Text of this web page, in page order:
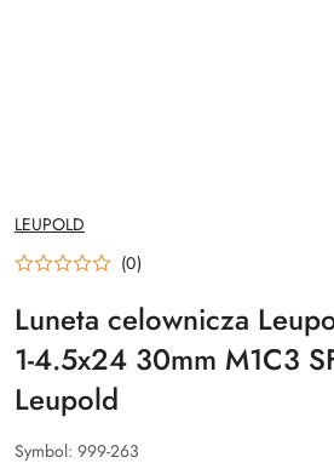
NAZWA
PRODUCENTA:
LEUPOLD
(0)
Luneta celownicza
1-4.5x24 30mm M1C3
Leupold
Symbol: 999-263